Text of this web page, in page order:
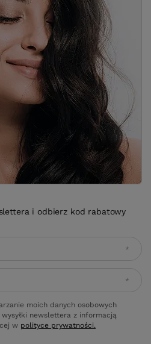
i odbierz kod rabatowy
moich danych osobowych
newslettera z informacją
w polityce prywatności.